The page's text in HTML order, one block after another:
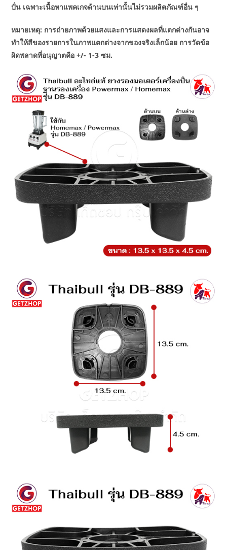
ปั่น เฉพาะเนื้อหาแพคเกจด้านบนเท่านั้นไม่รวมผลิตภัณฑ์อื่น ๆ
หมายเหตุ: การถ่ายภาพด้วยแสงและการแสดงผลที่แตกต่างกันอาจ
ทำให้สีของรายการในภาพแตกต่างจากของจริงเล็กน้อย การวัดข้อ
ผิดพลาดที่อนุญาตคือ +/- 1-3 ซม.